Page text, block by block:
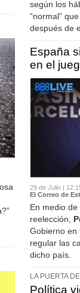
según los
“normal”
después de
España
en el
29 de Julio |
El Correo de
En medio
reelección,
Gobierno en
regular las
dicho país.
LA PUERTA
Política